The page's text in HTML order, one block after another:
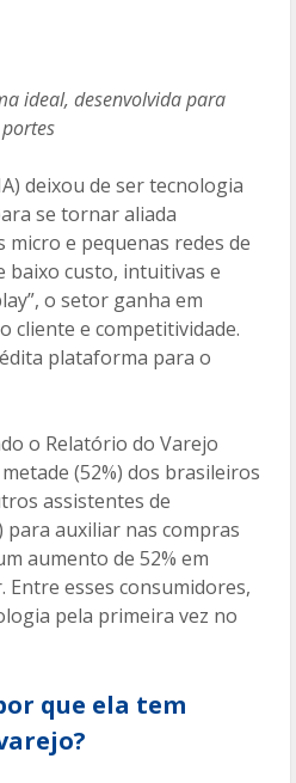
ideal, desenvolvida para
deixou de ser tecnologia
se tornar aliada
e pequenas redes de
baixo custo, intuitivas e
o setor ganha em
cliente e competitividade.
plataforma para o
o Relatório do Varejo
(52%) dos brasileiros
assistentes de
auxiliar nas compras
aumento de 52% em
esses consumidores,
pela primeira vez no
que ela tem